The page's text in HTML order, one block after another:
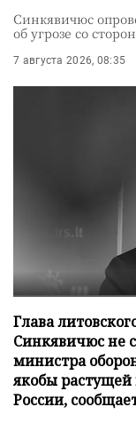
Синкявичюс
об угрозе со
7 августа 2026, 08:35
Глава
Синкявичюс не
министра
якобы растущей
России,